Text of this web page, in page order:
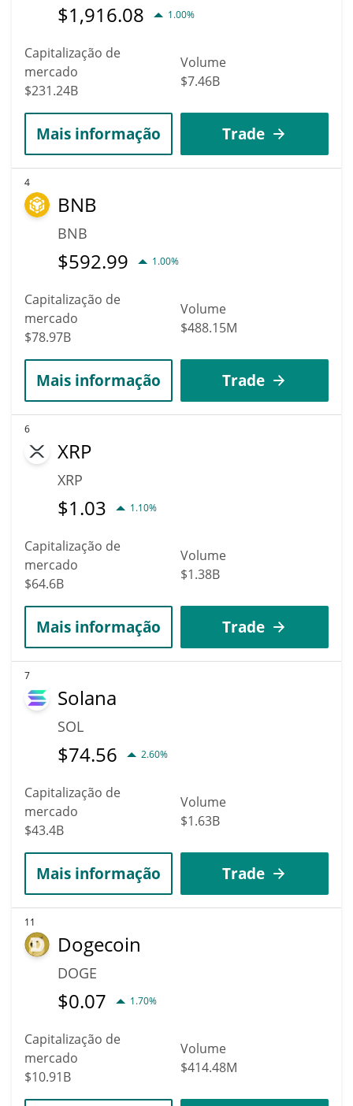
$1,916.08 1.00%
Capitalização de
mercado
$231.24B
Volume
$7.46B
Mais informação Trade
4
BNB
BNB
$592.99 1.00%
Capitalização de
mercado
$78.97B
Volume
$488.15M
Mais informação Trade
6
XRP
XRP
$1.03 1.10%
Capitalização de
mercado
$64.6B
Volume
$1.38B
Mais informação Trade
7
Solana
SOL
$74.56 2.60%
Capitalização de
mercado
$43.4B
Volume
$1.63B
Mais informação Trade
11
Dogecoin
DOGE
$0.07 1.70%
Capitalização de
mercado
$10.91B
Volume
$414.48M